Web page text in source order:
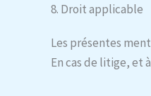
8. Droit applicable
Les présentes
En cas de litige, et